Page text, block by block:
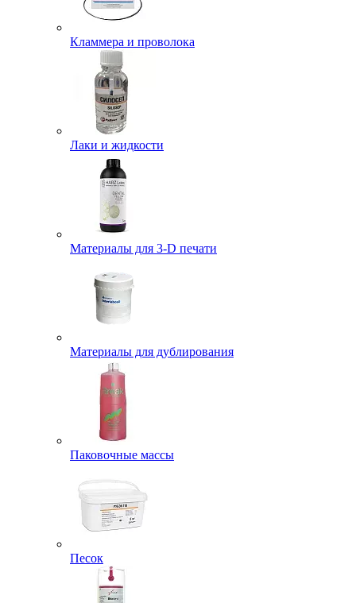
Кламмера и проволока
Лаки и жидкости
Материалы для 3-D печати
Материалы для дублирования
Паковочные массы
Песок